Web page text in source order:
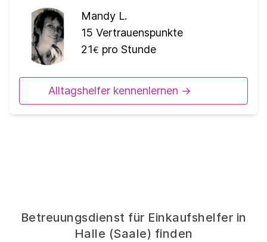
Mandy L.
15 Vertrauenspunkte
21€ pro Stunde
Alltagshelfer kennenlernen ->
Betreuungsdienst für Einkaufshelfer in
Halle (Saale) finden